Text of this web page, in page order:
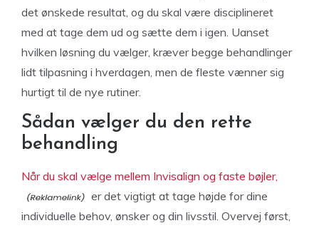
det ønskede resultat, og du skal være disciplineret
med at tage dem ud og sætte dem i igen. Uanset
hvilken løsning du vælger, kræver begge behandlinger
lidt tilpasning i hverdagen, men de fleste vænner sig
hurtigt til de nye rutiner.
Sådan vælger du den rette
behandling
Når du skal vælge mellem Invisalign og faste bøjler,
er det vigtigt at tage højde for dine
individuelle behov, ønsker og din livsstil. Overvej først,